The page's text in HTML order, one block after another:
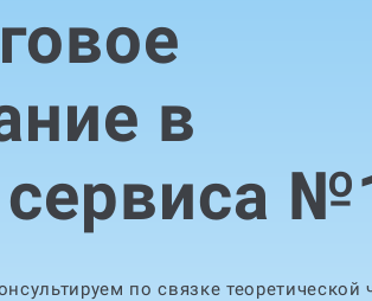
в
сервиса
по связке теоретической